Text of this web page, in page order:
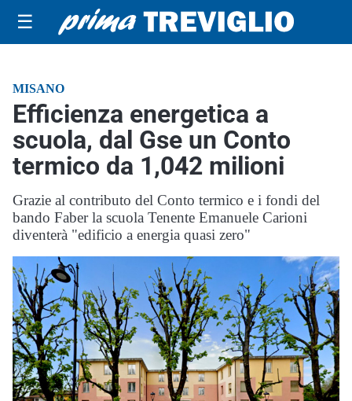
☰
MISANO
Efficienza energetica a
scuola, dal Gse un Conto
termico da 1,042 milioni
Grazie al contributo del Conto termico e i fondi del
bando Faber la scuola Tenente Emanuele Carioni
diventerà "edificio a energia quasi zero"